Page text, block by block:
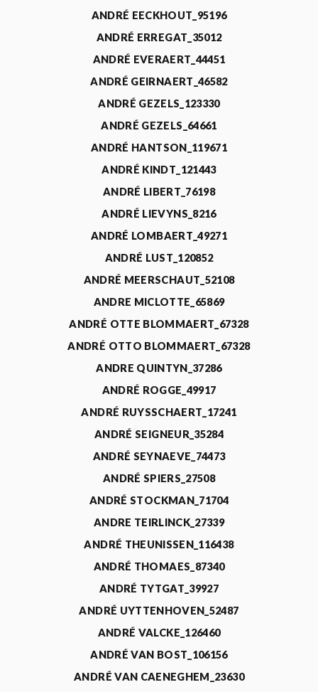
ANDRÉ EECKHOUT_95196
ANDRÉ ERREGAT_35012
ANDRÉ EVERAERT_44451
ANDRÉ GEIRNAERT_46582
ANDRÉ GEZELS_123330
ANDRÉ GEZELS_64661
ANDRÉ HANTSON_119671
ANDRÉ KINDT_121443
ANDRÉ LIBERT_76198
ANDRÉ LIEVYNS_8216
ANDRÉ LOMBAERT_49271
ANDRÉ LUST_120852
ANDRÉ MEERSCHAUT_52108
ANDRE MICLOTTE_65869
ANDRÉ OTTE BLOMMAERT_67328
ANDRÉ OTTO BLOMMAERT_67328
ANDRE QUINTYN_37286
ANDRÉ ROGGE_49917
ANDRÉ RUYSSCHAERT_17241
ANDRÉ SEIGNEUR_35284
ANDRÉ SEYNAEVE_74473
ANDRÉ SPIERS_27508
ANDRÉ STOCKMAN_71704
ANDRE TEIRLINCK_27339
ANDRÉ THEUNISSEN_116438
ANDRÉ THOMAES_87340
ANDRÉ TYTGAT_39927
ANDRÉ UYTTENHOVEN_52487
ANDRÉ VALCKE_126460
ANDRÉ VAN BOST_106156
ANDRÉ VAN CAENEGHEM_23630